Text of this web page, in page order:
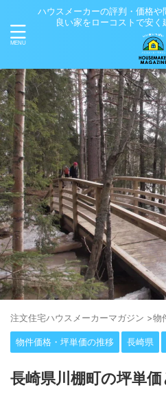
ハウスメーカーの評判・価格や
良い家をローコストで安く
注⽂住宅ハウスメーカーマガジン >物
物件価格・坪単価の推移 長崎県
長崎県川棚町の坪単